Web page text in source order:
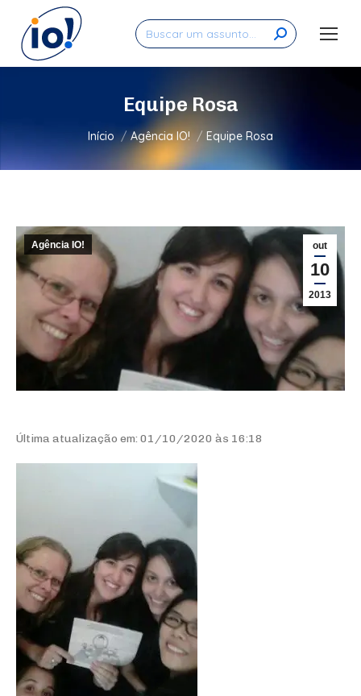
Search:
Equipe Rosa
Você está aqui:
Início Agência IO! Equipe Rosa
out
10
2013
Agência IO!
Última atualização em: 01/10/2020 às 16:18